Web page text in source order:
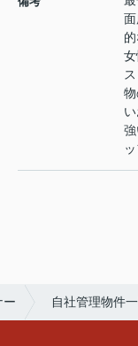
ー 自社管理物件